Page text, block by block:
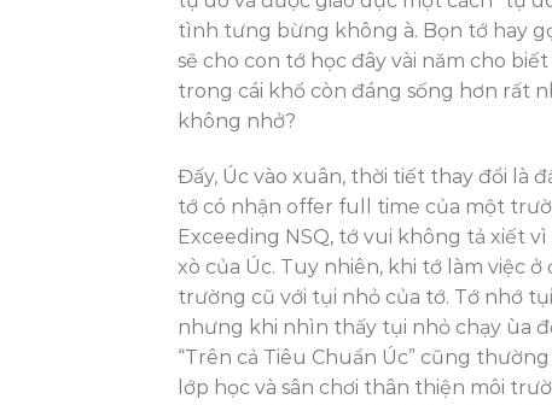
tình tưng bừng không à. Bọn tớ hay
sẽ cho con tớ học đây vài năm cho
trong cái khổ còn đáng sống hơn rất
không nhở?
Đấy, Úc vào xuân, thời tiết thay đổi là
tớ có nhận offer full time của một
Exceeding NSQ, tớ vui không tả xiết
xò của Úc. Tuy nhiên, khi tớ làm việc
trường cũ với tụi nhỏ của tớ. Tớ nhớ
nhưng khi nhìn thấy tụi nhỏ chạy ùa
“Trên cả Tiêu Chuẩn Úc” cũng
lớp học và sân chơi thân thiện môi